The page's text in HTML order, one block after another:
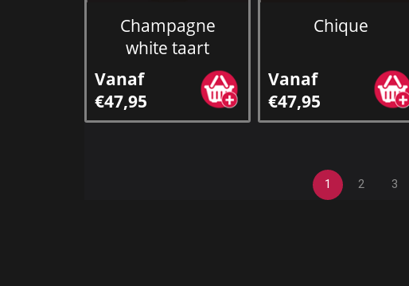
Champagne
white taart
Vanaf
€47,95
Chique
Vanaf
€47,95
1 2 3